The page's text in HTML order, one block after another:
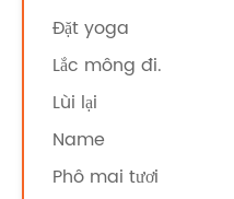
Đặt yoga
Lắc mông đi.
Lùi lại
Name
Phô mai tươi